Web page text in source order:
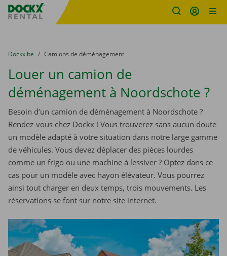
sitename
You are here:
du
Dockx.be to
Camions de déménagement
Louer un camion de
déménagement à Noordschote ?
Besoin d’un camion de déménagement à Noordschote ?
Rendez-vous chez Dockx ! Vous trouverez sans aucun doute
un modèle adapté à votre situation dans notre large gamme
de véhicules. Vous devez déplacer des pièces lourdes
comme un frigo ou une machine à lessiver ? Optez dans ce
cas pour un modèle avec hayon élévateur. Vous pourrez
ainsi tout charger en deux temps, trois mouvements. Les
réservations se font sur notre site internet.